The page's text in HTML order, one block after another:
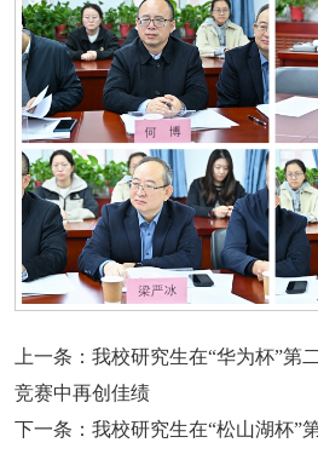
上一条： 我校研究生在“华为杯”第
竞赛中再创佳绩
下一条： 我校研究生在“松山湖杯”